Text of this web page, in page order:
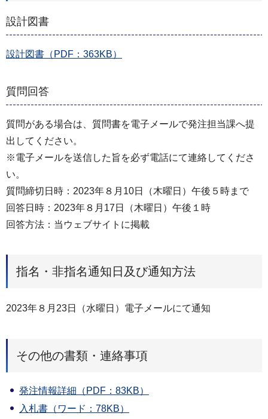
設計図書
設計図書（PDF：363KB）
質問回答
質問がある場合は、質問書を電子メールで発注担当課へ提
出してください。
※電子メールを送信した旨を必ず電話にて連絡してくださ
い。
質問締切日時：2023年８月10日（木曜日）午後５時まで
回答日時：2023年８月17日（木曜日）午後１時
回答方法：当ウェブサイトに掲載
指名・非指名通知日及び通知方法
2023年８月23日（水曜日）電子メールにて通知
その他の書類・連絡事項
発注情報詳細（PDF：83KB）
入札書（ワード：78KB）